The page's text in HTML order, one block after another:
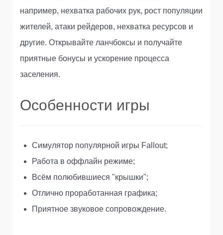
например, нехватка рабочих рук, рост популяции
жителей, атаки рейдеров, нехватка ресурсов и
другие. Открывайте ланчбоксы и получайте
приятные бонусы и ускорение процесса
заселения.
Особенности игры
Симулятор популярной игры Fallout;
Работа в оффлайн режиме;
Всём полюбившиеся "крышки";
Отлично проработанная графика;
Приятное звуковое сопровождение.